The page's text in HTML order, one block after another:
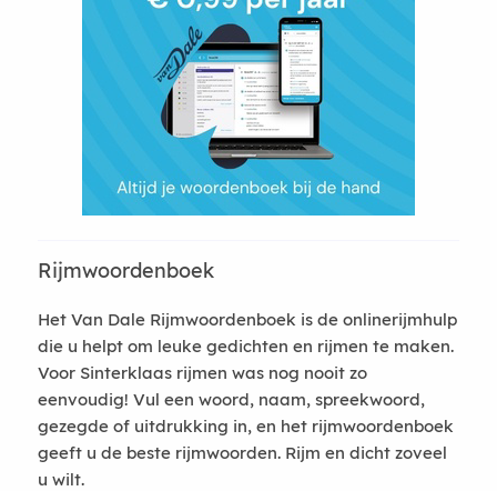
Rijmwoordenboek
Het Van Dale Rijmwoordenboek is de onlinerijmhulp
die u helpt om leuke gedichten en rijmen te maken.
Voor Sinterklaas rijmen was nog nooit zo
eenvoudig! Vul een woord, naam, spreekwoord,
gezegde of uitdrukking in, en het rijmwoordenboek
geeft u de beste rijmwoorden. Rijm en dicht zoveel
u wilt.